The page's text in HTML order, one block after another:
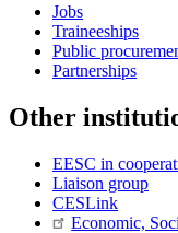
Jobs
Traineeships
Public
Partnerships
Other
EESC in
Liaison group
CESLink
Economic,